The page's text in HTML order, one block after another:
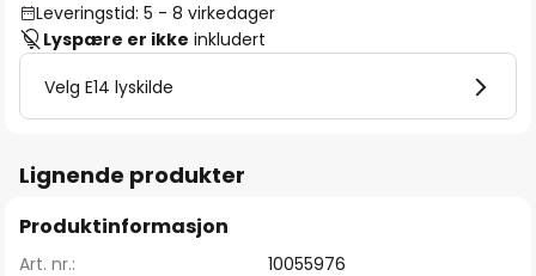
Leveringstid: 5 - 8 virkedager
Lyspære er ikke inkludert
Velg E14 lyskilde
Lignende produkter
Produktinformasjon
Art. nr.: 10055976